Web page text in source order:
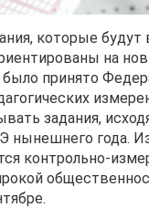
которые
на
принято
задания,
нынешнего года.
контрольно-
наобработку
mail рассылку
документы
наобработку
mail рассылку